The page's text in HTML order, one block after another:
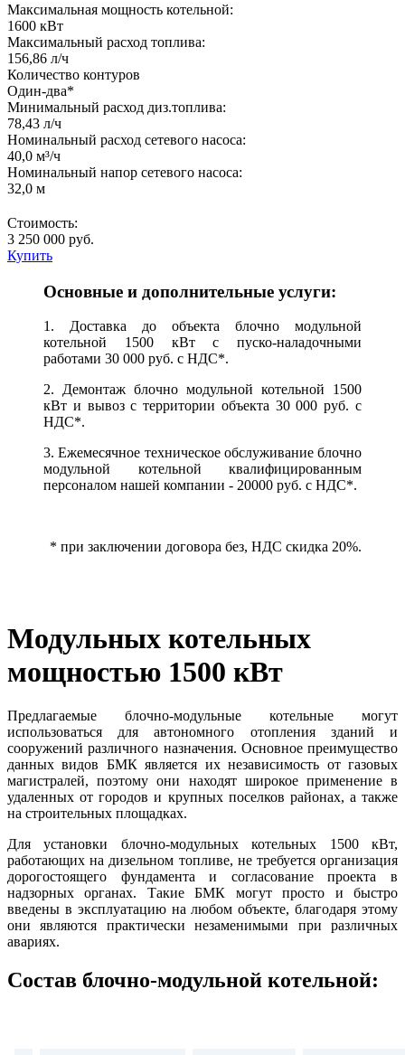
Максимальная мощность котельной:
1600 кВт
Максимальный расход топлива:
156,86 л/ч
Количество контуров
Один-два*
Минимальный расход диз.топлива:
78,43 л/ч
Номинальный расход сетевого насоса:
40,0 м³/ч
Номинальный напор сетевого насоса:
32,0 м
Стоимость:
3 250 000 руб.
Купить
Основные и дополнительные услуги:
1.​ Доставка до объекта блочно модульной
котельной 1500 кВт с пуско-наладочными
работами 30 000 руб. с НДС*.
2.​ Демонтаж блочно модульной котельной 1500
кВт и вывоз с территории объекта 30 000 руб. с
НДС*.
3.​​ Ежемесячное техническое обслуживание блочно
модульной котельной квалифицированным
персоналом нашей компании - 20000 руб. с НДС*.
* при заключении договора без, НДС скидка 20%.
Модульных котельных
мощностью 1500 кВт
Предлагаемые блочно-модульные котельные могут
использоваться для автономного отопления зданий и
сооружений различного назначения. Основное преимущество
данных видов БМК является их независимость от газовых
магистралей, поэтому они находят широкое применение в
удаленных от городов и крупных поселков районах, а также
на строительных площадках.
Для установки блочно-модульных котельных 1500 кВт,
работающих на дизельном топливе, не требуется организация
дорогостоящего фундамента и согласование проекта в
надзорных органах. Такие БМК могут просто и быстро
введены в эксплуатацию на любом объекте, благодаря этому
они являются практически незаменимыми при различных
авариях.
Состав блочно-модульной котельной: